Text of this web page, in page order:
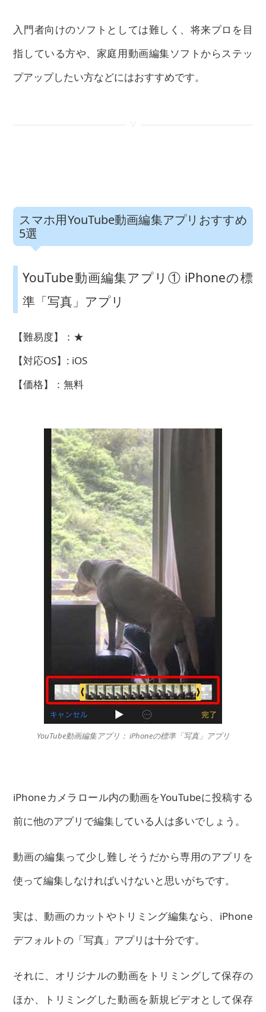
入門者向けのソフトとしては難しく、将来プロを目
指している方や、家庭用動画編集ソフトからステッ
プアップしたい方などにはおすすめです。
スマホ用YouTube動画編集アプリおすすめ
5選
YouTube動画編集アプリ① iPhoneの標
準「写真」アプリ
【難易度】：★
【対応OS】: iOS
【価格】：無料
YouTube動画編集アプリ： iPhoneの標準「写真」アプリ
iPhoneカメラロール内の動画をYouTubeに投稿する
前に他のアプリで編集している人は多いでしょう。
動画の編集って少し難しそうだから専用のアプリを
使って編集しなければいけないと思いがちです。
実は、動画のカットやトリミング編集なら、iPhone
デフォルトの「写真」アプリは十分です。
それに、オリジナルの動画をトリミングして保存の
ほか、トリミングした動画を新規ビデオとして保存